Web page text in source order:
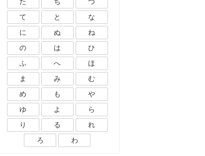
て
と
な
に
ぬ
ね
の
は
ひ
ふ
へ
ほ
ま
み
む
め
も
や
ゆ
よ
ら
り
る
れ
ろ
わ